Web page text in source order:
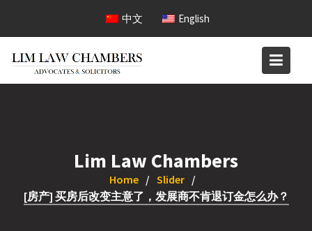
content
中文 English
Lim Law Chambers
Home
Slider
[房产] 买房后改变主意了，发展商不肯退订金怎么办？